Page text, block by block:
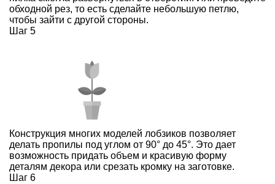
обходной рез, то есть сделайте небольшую петлю,
чтобы зайти с другой стороны.
Шаг 5
Конструкция многих моделей лобзиков позволяет
делать пропилы под углом от 90° до 45°. Это дает
возможность придать объем и красивую форму
деталям декора или срезать кромку на заготовке.
Шаг 6